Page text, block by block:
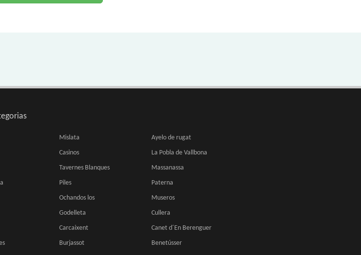
Mislata Ayelo de rugat
Casinos La Pobla de Vallbona
Tavernes Blanques Massanassa
Piles Paterna
Ochandos los Museros
Godelleta Cullera
Carcaixent Canet d´En Berenguer
Burjassot Benetússer